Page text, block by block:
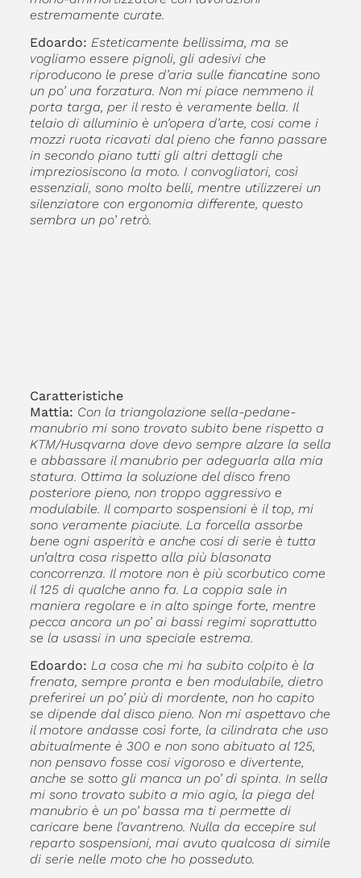
estremamente curate.
Edoardo: Esteticamente bellissima, ma se
vogliamo essere pignoli, gli adesivi che
riproducono le prese d’aria sulle fiancatine sono
un po’ una forzatura. Non mi piace nemmeno il
porta targa, per il resto è veramente bella. Il
telaio di alluminio è un’opera d’arte, cosi come i
mozzi ruota ricavati dal pieno che fanno passare
in secondo piano tutti gli altri dettagli che
impreziosiscono la moto. I convogliatori, così
essenziali, sono molto belli, mentre utilizzerei un
silenziatore con ergonomia differente, questo
sembra un po’ retrò.
Caratteristiche
Mattia: Con la triangolazione sella-pedane-
manubrio mi sono trovato subito bene rispetto a
KTM/Husqvarna dove devo sempre alzare la sella
e abbassare il manubrio per adeguarla alla mia
statura. Ottima la soluzione del disco freno
posteriore pieno, non troppo aggressivo e
modulabile. Il comparto sospensioni è il top, mi
sono veramente piaciute. La forcella assorbe
bene ogni asperità e anche cosi di serie è tutta
un’altra cosa rispetto alla più blasonata
concorrenza. Il motore non è più scorbutico come
il 125 di qualche anno fa. La coppia sale in
maniera regolare e in alto spinge forte, mentre
pecca ancora un po’ ai bassi regimi soprattutto
se la usassi in una speciale estrema.
Edoardo: La cosa che mi ha subito colpito è la
frenata, sempre pronta e ben modulabile, dietro
preferirei un po’ più di mordente, non ho capito
se dipende dal disco pieno. Non mi aspettavo che
il motore andasse così forte, la cilindrata che uso
abitualmente è 300 e non sono abituato al 125,
non pensavo fosse cosi vigoroso e divertente,
anche se sotto gli manca un po’ di spinta. In sella
mi sono trovato subito a mio agio, la piega del
manubrio è un po’ bassa ma ti permette di
caricare bene l’avantreno. Nulla da eccepire sul
reparto sospensioni, mai avuto qualcosa di simile
di serie nelle moto che ho posseduto.